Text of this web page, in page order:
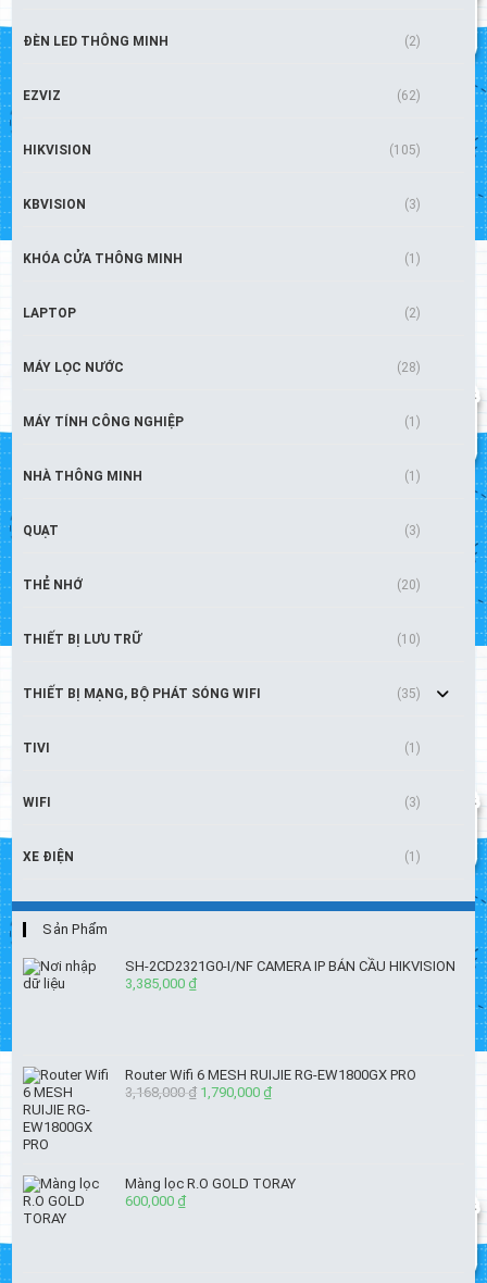
ĐÈN LED THÔNG MINH (2)
EZVIZ (62)
HIKVISION (105)
KBVISION (3)
KHÓA CỬA THÔNG MINH (1)
LAPTOP (2)
MÁY LỌC NƯỚC (28)
MÁY TÍNH CÔNG NGHIỆP (1)
NHÀ THÔNG MINH (1)
QUẠT (3)
THẺ NHỚ (20)
THIẾT BỊ LƯU TRỮ (10)
THIẾT BỊ MẠNG, BỘ PHÁT SÓNG WIFI (35)
TIVI (1)
WIFI (3)
XE ĐIỆN (1)
Sản Phẩm
SH-2CD2321G0-I/NF CAMERA IP BÁN CẦU HIKVISION
3,385,000 ₫
Router Wifi 6 MESH RUIJIE RG-EW1800GX PRO
3,168,000₫ Giá
1,790,000 ₫Giá
Màng lọc R.O GOLD TORAY
600,000 ₫